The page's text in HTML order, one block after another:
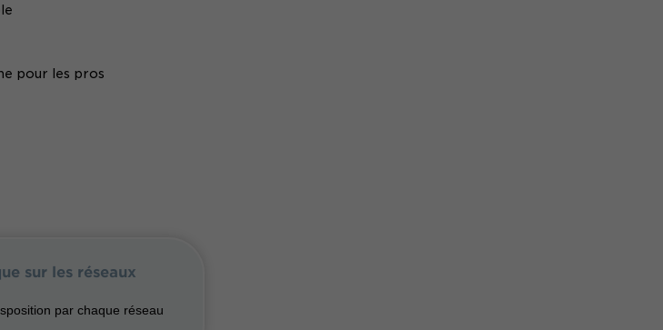
pour les pros
sur les réseaux
par chaque réseau